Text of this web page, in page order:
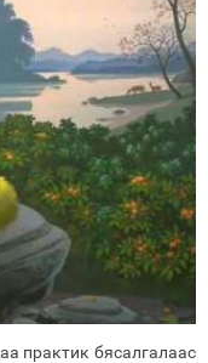
практик бясалгалаас